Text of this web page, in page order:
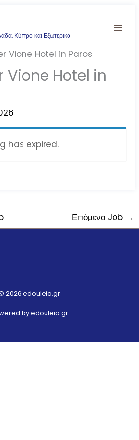
Κύπρο και Εξωτερικό
Vione Hotel in Paros
Vione Hotel in
has expired.
Επόμενο Job →
2026 edouleia.gr
by edouleia.gr